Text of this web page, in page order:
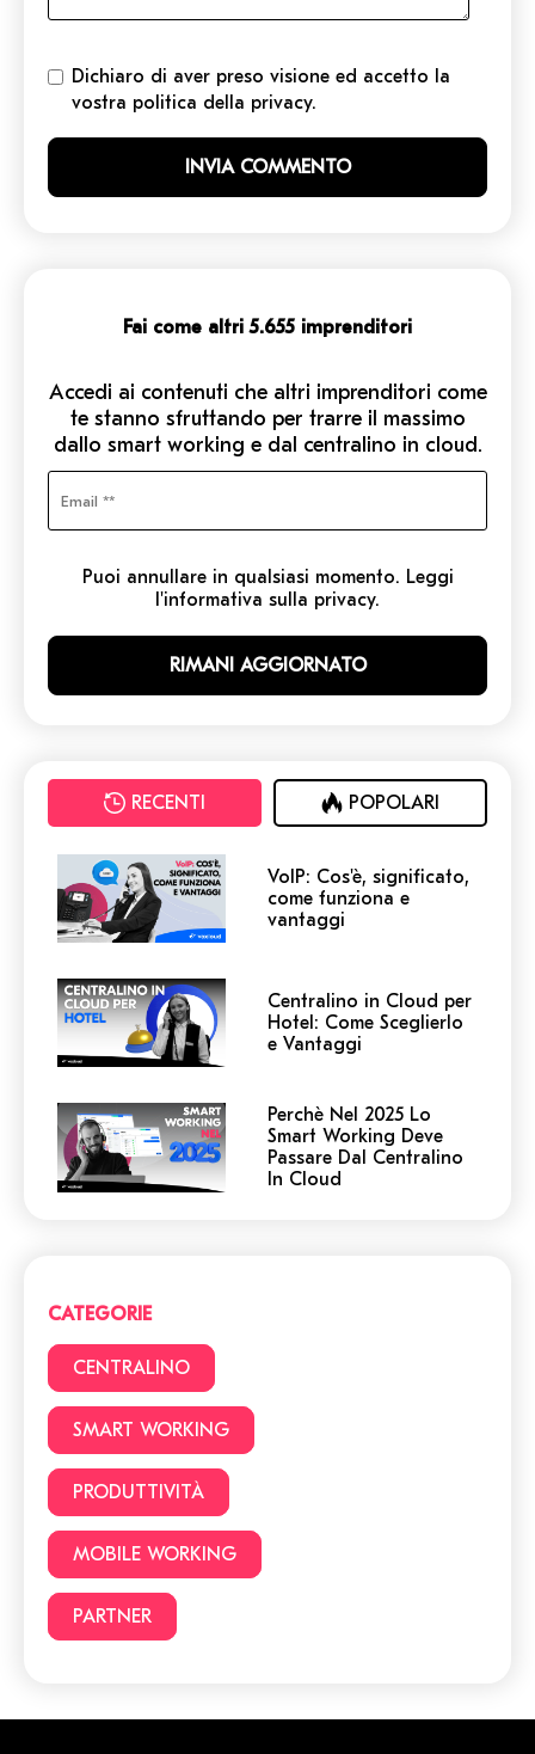
Dichiaro di aver preso visione ed accetto la
vostra politica della privacy.
Fai come altri 5.655 imprenditori
Accedi ai contenuti che altri imprenditori come
te stanno sfruttando per trarre il massimo
dallo smart working e dal centralino in cloud.
Puoi annullare in qualsiasi momento. Leggi
l'informativa sulla privacy.
RECENTI POPOLARI
VoIP: Cos'è, significato,
come funziona e
vantaggi
Centralino in Cloud per
Hotel: Come Sceglierlo
e Vantaggi
Perchè Nel 2025 Lo
Smart Working Deve
Passare Dal Centralino
In Cloud
CATEGORIE
CENTRALINO
SMART WORKING
PRODUTTIVITÀ
MOBILE WORKING
PARTNER